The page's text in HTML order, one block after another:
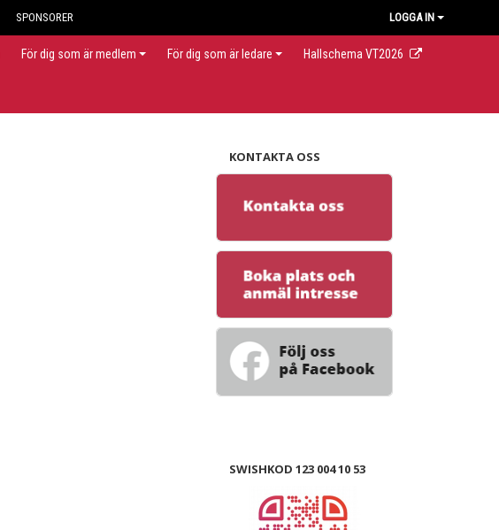
SPONSORER LOGGA IN
För dig som är medlem För dig som är ledare Hallschema VT2026
KONTAKTA OSS
SWISHKOD 123 004 10 53